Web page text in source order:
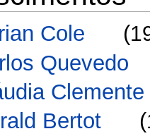
Cole (
Quevedo
Clemente
Bertot (